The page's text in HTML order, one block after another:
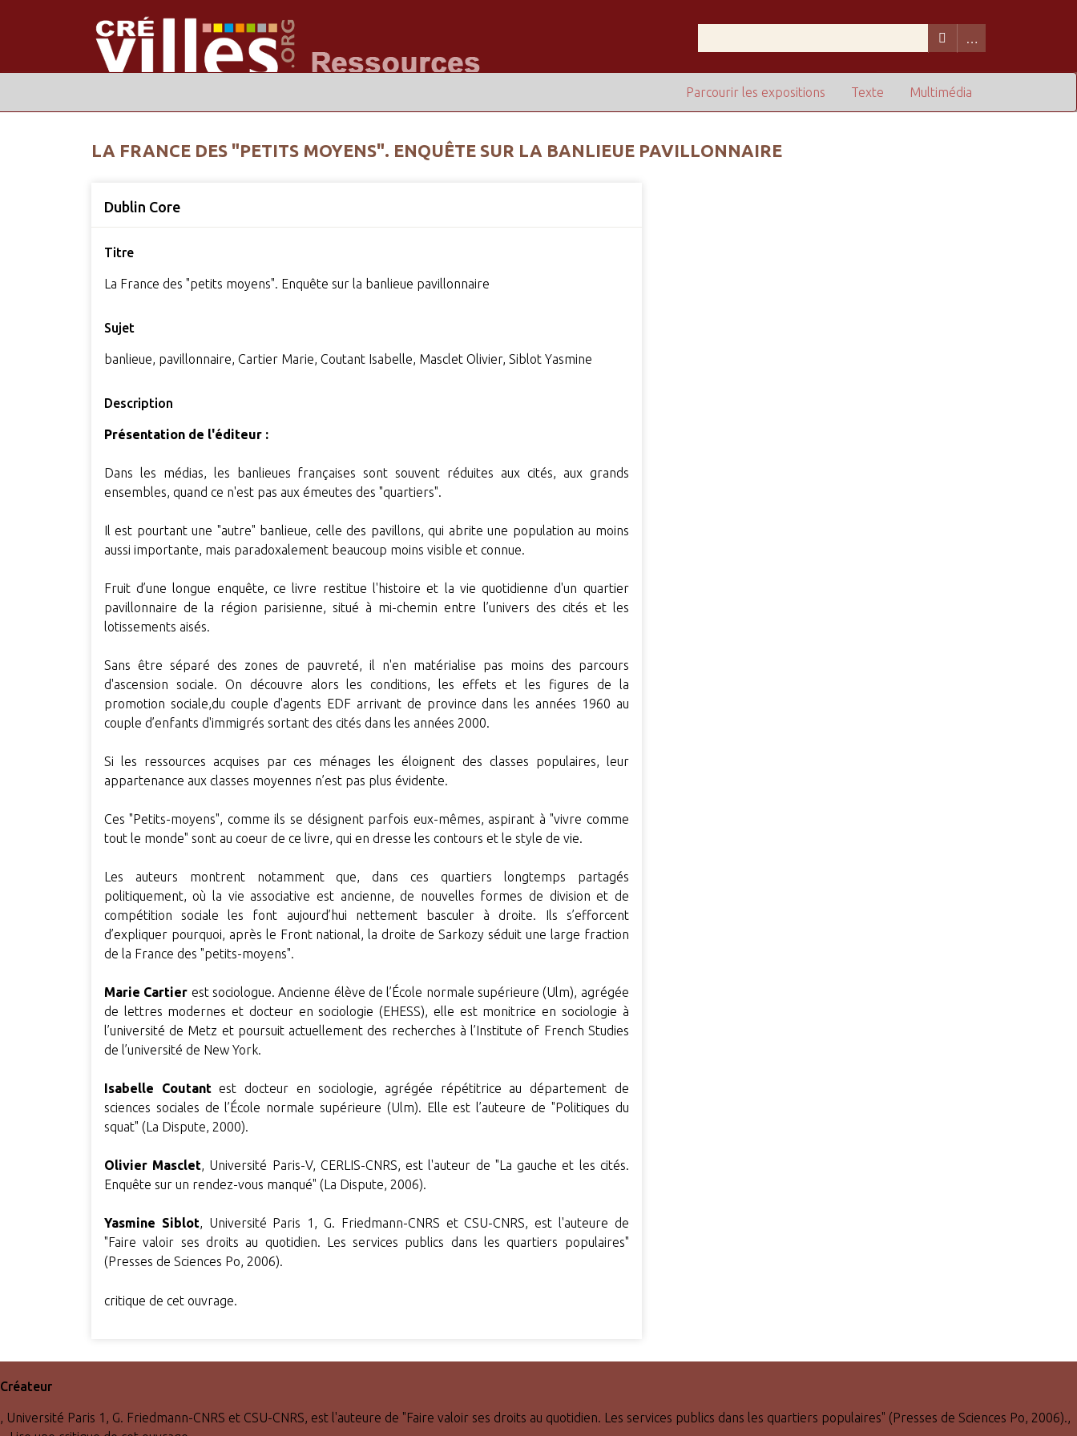
Multimédia
Texte
Parcourir les expositions
LA FRANCE DES "PETITS MOYENS". ENQUÊTE SUR LA BANLIEUE PAVILLONNAIRE
Dublin Core
Titre
La France des "petits moyens". Enquête sur la banlieue pavillonnaire
Sujet
banlieue, pavillonnaire, Cartier Marie, Coutant Isabelle, Masclet Olivier, Siblot Yasmine
Description
Présentation de l'éditeur :
Dans les médias, les banlieues françaises sont souvent réduites aux cités, aux grands
ensembles, quand ce n'est pas aux émeutes des "quartiers".
Il est pourtant une "autre" banlieue, celle des pavillons, qui abrite une population au moins
aussi importante, mais paradoxalement beaucoup moins visible et connue.
Fruit d’une longue enquête, ce livre restitue l'histoire et la vie quotidienne d'un quartier
pavillonnaire de la région parisienne, situé à mi-chemin entre l’univers des cités et les
lotissements aisés.
Sans être séparé des zones de pauvreté, il n'en matérialise pas moins des parcours
d'ascension sociale. On découvre alors les conditions, les effets et les figures de la
promotion sociale,du couple d'agents EDF arrivant de province dans les années 1960 au
couple d’enfants d'immigrés sortant des cités dans les années 2000.
Si les ressources acquises par ces ménages les éloignent des classes populaires, leur
appartenance aux classes moyennes n’est pas plus évidente.
Ces "Petits-moyens", comme ils se désignent parfois eux-mêmes, aspirant à "vivre comme
tout le monde" sont au coeur de ce livre, qui en dresse les contours et le style de vie.
Les auteurs montrent notamment que, dans ces quartiers longtemps partagés
politiquement, où la vie associative est ancienne, de nouvelles formes de division et de
compétition sociale les font aujourd’hui nettement basculer à droite. Ils s’efforcent
d’expliquer pourquoi, après le Front national, la droite de Sarkozy séduit une large fraction
de la France des "petits-moyens".
Marie Cartier est sociologue. Ancienne élève de l’École normale supérieure (Ulm), agrégée
de lettres modernes et docteur en sociologie (EHESS), elle est monitrice en sociologie à
l’université de Metz et poursuit actuellement des recherches à l’Institute of French Studies
de l’université de New York.
Isabelle Coutantest docteur en sociologie, agrégée répétitrice au département de
sciences sociales de l’École normale supérieure (Ulm). Elle est l’auteure de "Politiques du
squat" (La Dispute, 2000).
Olivier Masclet, Université Paris-V, CERLIS-CNRS, est l'auteur de "La gauche et les cités.
Enquête sur un rendez-vous manqué" (La Dispute, 2006).
Yasmine Siblot, Université Paris 1, G. Friedmann-CNRS et CSU-CNRS, est l'auteure de
"Faire valoir ses droits au quotidien. Les services publics dans les quartiers populaires"
(Presses de Sciences Po, 2006).
critique de cet ouvrage.
Créateur
, Université Paris 1, G. Friedmann-CNRS et CSU-CNRS, est l'auteure de "Faire valoir ses droits au quotidien. Les services publics dans les quartiers populaires" (Presses de Sciences Po, 2006).,